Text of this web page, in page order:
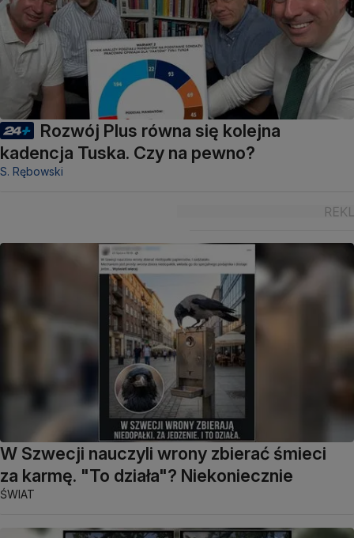
Rozwój Plus równa się kolejna
kadencja Tuska. Czy na pewno?
S. Rębowski
W Szwecji nauczyli wrony zbierać śmieci
za karmę. "To działa"? Niekoniecznie
ŚWIAT